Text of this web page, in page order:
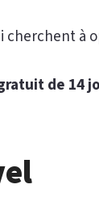
cherchent à
de 14